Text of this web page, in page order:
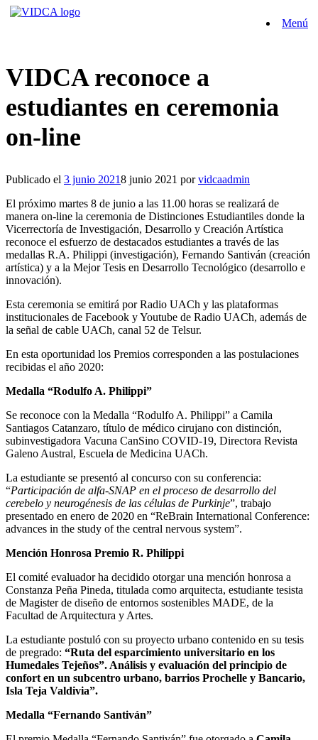
Saltar
Menú
VIDCA reconoce a
estudiantes en ceremonia
on-line
Publicado el 3 junio 20218 junio 2021 porvidcaadmin
El próximo martes 8 de junio a las 11.00 horas se realizará de
manera on-line la ceremonia de Distinciones Estudiantiles donde la
Vicerrectoría de Investigación, Desarrollo y Creación Artística
reconoce el esfuerzo de destacados estudiantes a través de las
medallas R.A. Philippi (investigación), Fernando Santiván (creación
artística) y a la Mejor Tesis en Desarrollo Tecnológico (desarrollo e
innovación).
Esta ceremonia se emitirá por Radio UACh y las plataformas
institucionales de Facebook y Youtube de Radio UACh, además de
la señal de cable UACh, canal 52 de Telsur.
En esta oportunidad los Premios corresponden a las postulaciones
recibidas el año 2020:
Medalla “Rodulfo A. Philippi”
Se reconoce con la Medalla “Rodulfo A. Philippi” a Camila
Santiagos Catanzaro, título de médico cirujano con distinción,
subinvestigadora Vacuna CanSino COVID-19, Directora Revista
Galeno Austral, Escuela de Medicina UACh.
La estudiante se presentó al concurso con su conferencia:
“Participación de alfa-SNAP en el proceso de desarrollo del
cerebelo y neurogénesis de las células de Purkinje”, trabajo
presentado en enero de 2020 en “ReBrain International Conference:
advances in the study of the central nervous system”.
Mención Honrosa Premio R. Philippi
El comité evaluador ha decidido otorgar una mención honrosa a
Constanza Peña Pineda, titulada como arquitecta, estudiante tesista
de Magister de diseño de entornos sostenibles MADE, de la
Facultad de Arquitectura y Artes.
La estudiante postuló con su proyecto urbano contenido en su tesis
de pregrado: “Ruta del esparcimiento universitario en los
Humedales Tejeños”. Análisis y evaluación del principio de
confort en un subcentro urbano, barrios Prochelle y Bancario,
Isla Teja Valdivia”.
Medalla “Fernando Santiván”